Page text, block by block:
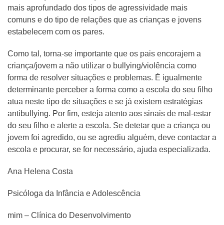
mais aprofundado dos tipos de agressividade mais
comuns e do tipo de relações que as crianças e jovens
estabelecem com os pares.
Como tal, torna-se importante que os pais encorajem a
criança/jovem a não utilizar o bullying/violência como
forma de resolver situações e problemas. É igualmente
determinante perceber a forma como a escola do seu filho
atua neste tipo de situações e se já existem estratégias
antibullying. Por fim, esteja atento aos sinais de mal-estar
do seu filho e alerte a escola. Se detetar que a criança ou
jovem foi agredido, ou se agrediu alguém, deve contactar a
escola e procurar, se for necessário, ajuda especializada.
Ana Helena Costa
Psicóloga da Infância e Adolescência
mim – Clínica do Desenvolvimento